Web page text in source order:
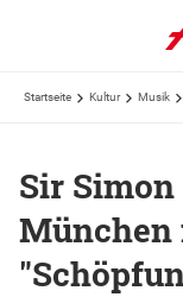
Startseite Kultur Musik
Sir
München